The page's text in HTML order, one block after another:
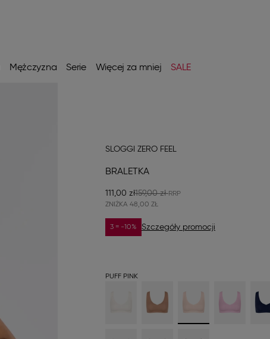
Mężczyzna Serie Więcej za mniej SALE
SLOGGI ZERO FEEL
BRALETKA
111,00 zł159,00 zł
ZNIŻKA 48,00 ZŁ
3 = -10% Szczegóły promocji
PUFF PINK